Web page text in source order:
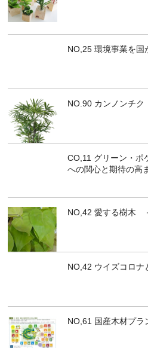
NO,25 環境事業を
NO.90 カンノンチ
CO,11 グリーン・
への関心と期待の
NO,42 愛する樹木
NO,42 ウイズコロナ
NO,61 国産木材プラ